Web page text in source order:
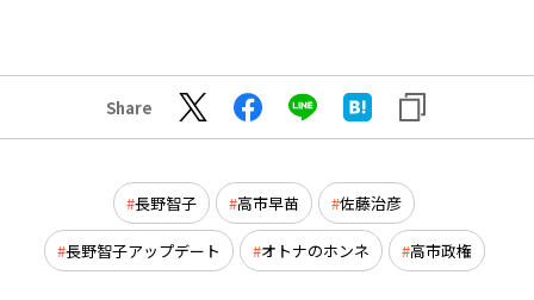
Share
長野智子 高市早苗 佐藤治彦
長野智子アップデート オトナのホンネ 高市政権